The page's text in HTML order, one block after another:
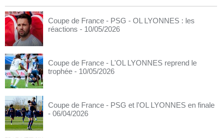
Coupe de France - PSG - OL LYONNES : les
réactions - 10/05/2026
Coupe de France - L'OL LYONNES reprend le
trophée - 10/05/2026
Coupe de France - PSG et l'OL LYONNES en finale
- 06/04/2026